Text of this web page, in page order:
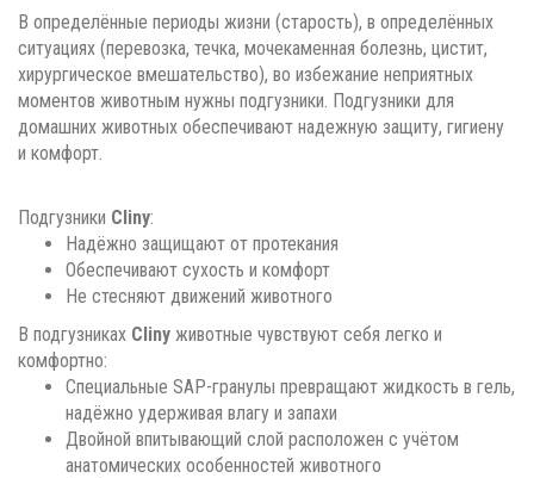
В определённые периоды жизни (старость), в определённых
ситуациях (перевозка, течка, мочекаменная болезнь, цистит,
хирургическое вмешательство), во избежание неприятных
моментов животным нужны подгузники. Подгузники для
домашних животных обеспечивают надежную защиту, гигиену
и комфорт.
Подгузники Cliny:
Надёжно защищают от протекания
Обеспечивают сухость и комфорт
Не стесняют движений животного
В подгузниках Cliny животные чувствуют себя легко и
комфортно:
Специальные SAP-гранулы превращают жидкость в гель,
надёжно удерживая влагу и запахи
Двойной впитывающий слой расположен с учётом
анатомических особенностей животного